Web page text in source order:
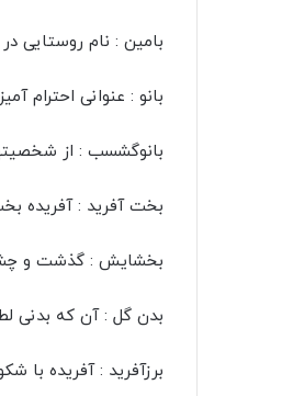
بامین : نام روستایی
بانو : عنوانی احترام
بانوگشسب : از
بخت آفرید : آفریده
بخشایش : گذشت و
بدن گل : آن که بدنی
برزآفرید : آفریده با